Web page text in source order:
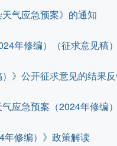
气应急预案》的通知
年修编）（征求意见稿
》公开征求意见的结果
应急预案（2024年修编
年修编）》政策解读